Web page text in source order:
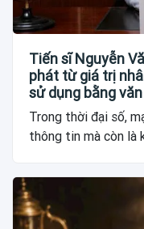
Tiến sĩ Nguyễn
phát từ giá trị
sử dụng bằng
Trong thời đại số,
thông tin mà còn là